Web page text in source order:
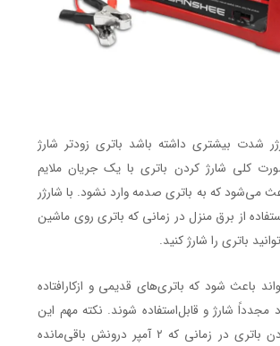
شدت بیشتری داشته باشد باتری زودتر شارژ
کلی شارژ کردن باتری با یک جریان ملایم
می‌شود که به باتری صدمه وارد نشود. با شارژر
از برق منزل در زمانی‌ که باتری روی ماشین
باتری را شارژ کنید.
باعث شود که باتری‌های قدیمی و ازکارافتاده
مجدداً شارژ و قابل‌استفاده شوند. نکته مهم این
است که شارژ کردن باتری در زمانی که ۲ آمپر درونش باقی‌مانده